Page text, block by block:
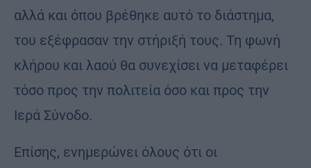
αλλά και όπου βρέθηκε αυτό το διάστημα,
του εξέφρασαν την στήριξή τους. Τη φωνή
κλήρου και λαού θα συνεχίσει να μεταφέρει
τόσο προς την πολιτεία όσο και προς την
Ιερά Σύνοδο.
Επίσης, ενημερώνει όλους ότι οι